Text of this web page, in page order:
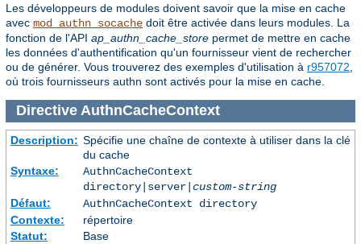
Les développeurs de modules doivent savoir que la mise en cache
avec mod_authn_socache doit être activée dans leurs modules. La
fonction de l'API ap_authn_cache_store permet de mettre en cache
les données d'authentification qu'un fournisseur vient de rechercher
ou de générer. Vous trouverez des exemples d'utilisation à r957072
où trois fournisseurs authn sont activés pour la mise en cache.
Directive AuthnCacheContext
Description: Spécifie une chaîne de contexte à utiliser dans la clé
du cache
Syntaxe:
AuthnCacheContext
directory|server| custom-string
Défaut:
AuthnCacheContext directory
Contexte:
répertoire
Statut:
Base